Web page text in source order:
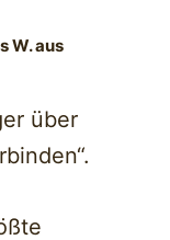
W. aus
über